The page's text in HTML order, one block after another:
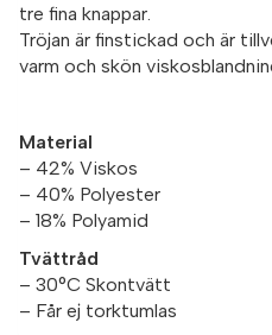
tre fina knappar.
Tröjan är finstickad och är
varm och skön
Material
– 42% Viskos
– 40% Polyester
– 18% Polyamid
Tvättråd
– 30°C Skontvätt
– Får ej torktumlas